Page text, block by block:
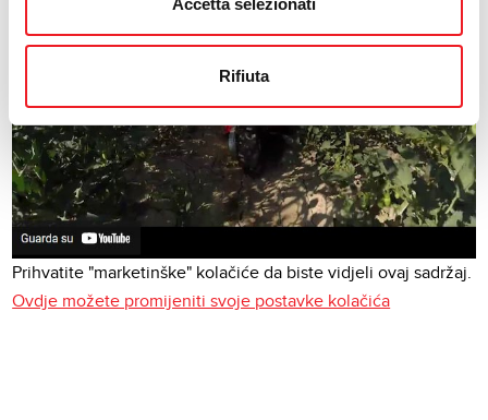
Accetta selezionati
Rifiuta
Prihvatite "marketinške" kolačiće da biste vidjeli ovaj sadržaj.
Ovdje možete promijeniti svoje postavke kolačića